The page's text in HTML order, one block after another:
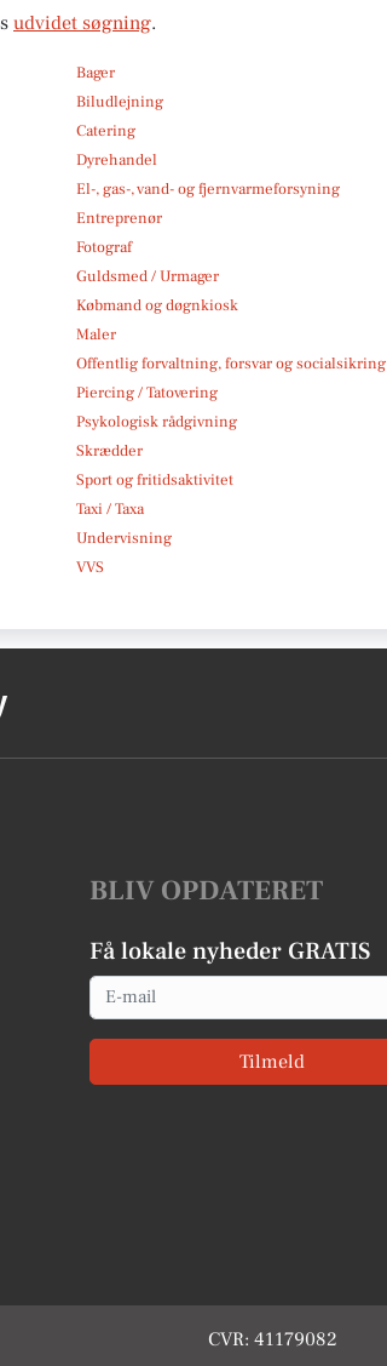
udvidet søgning.
Bager
Biludlejning
Catering
Dyrehandel
El-, gas-, vand- og fjernvarmeforsyning
Entreprenør
Fotograf
Guldsmed / Urmager
Købmand og døgnkiosk
Maler
Offentlig forvaltning, forsvar og socialsikring
Piercing / Tatovering
Psykologisk rådgivning
Skrædder
Sport og fritidsaktivitet
Taxi / Taxa
Undervisning
VVS
BLIV OPDATERET
Få lokale nyheder GRATIS
Email
Tilmeld
CVR: 41179082